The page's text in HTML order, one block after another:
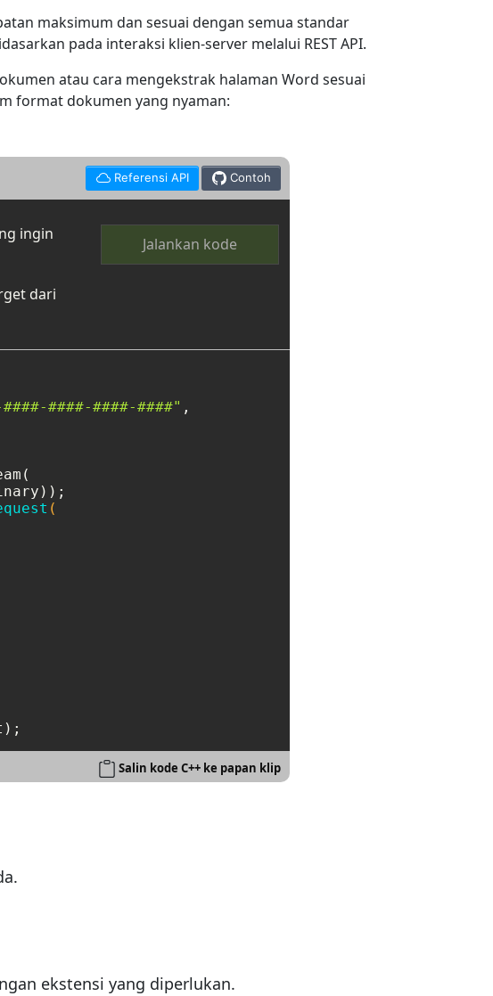
maksimum dan sesuai dengan semua standar
pada interaksi klien-server melalui REST API.
atau cara mengekstrak halaman Word sesuai
format dokumen yang nyaman:
Referensi API Contoh
ingin
Jalankan kode
dari
####-####-####" ,
(
Salin kode C++ ke papan klip
ekstensi yang diperlukan.